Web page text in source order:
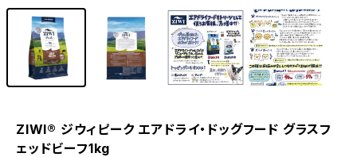
ZIWI® ジウィピーク エアドライ・ドッグフード グラスフ
ェッドビーフ1kg